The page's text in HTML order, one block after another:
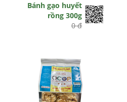
Bánh gạo huyết
rồng 300g
0 đ